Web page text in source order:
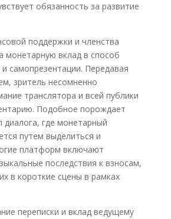
обязанность за развитие
поддержки и членства
монетарную вклад в способ
самопрезентации. Передавая
зритель несомненно
транслятора и всей публики
Подобное порождает
диалога, где монетарный
путем выделиться и
платформ включают
последствия к взносам,
в короткие сцены в рамках
переписки и вклад ведущему